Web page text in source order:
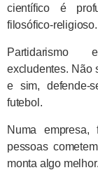
científico é
filosófico-religioso.
Partidarismo
excludentes. Não
e sim, defende-
futebol.
Numa
pessoas
monta algo melhor.